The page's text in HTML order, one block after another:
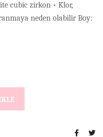
cubic zirkon • Klor,
neden olabilir Boy: